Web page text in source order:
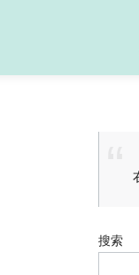
搜索